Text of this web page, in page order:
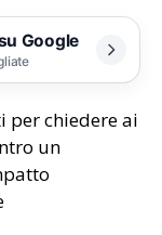
Google
per chiedere ai
un